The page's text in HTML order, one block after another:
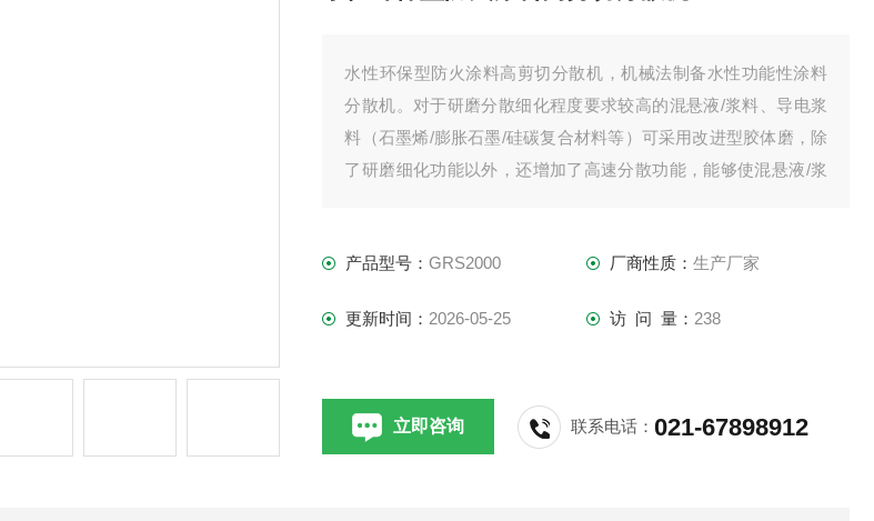
水性环保型防火涂料高剪切分散机，机械法制备水性功能性涂料
分散机。对于研磨分散细化程度要求较高的混悬液/浆料、导电浆
料（石墨烯/膨胀石墨/硅碳复合材料等）可采用改进型胶体磨，除
了研磨细化功能以外，还增加了高速分散功能，能够使混悬液/浆
产品型号：GRS2000 厂商性质： 生产厂家
更新时间： 2026-05-25 访 问 量： 238
立即咨询 联系电话：021-67898912